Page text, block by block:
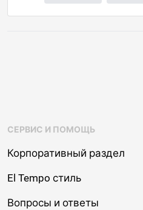
СЕРВИС И ПОМОЩЬ
Корпоративный раздел
El Tempo стиль
Вопросы и ответы